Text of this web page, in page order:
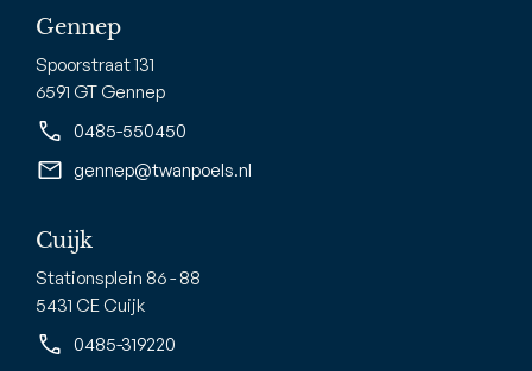
Gennep
Spoorstraat 131
6591 GT Gennep
0485-550450
gennep@twanpoels.nl
Cuijk
Stationsplein 86 - 88
5431 CE Cuijk
0485-319220